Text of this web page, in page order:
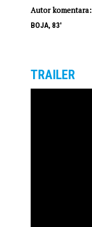
Autor komentara:
BOJA, 83'
TRAILER